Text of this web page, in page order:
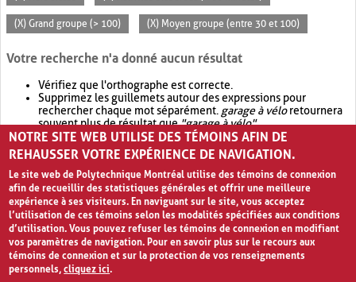
(X) Grand groupe (> 100) (X) Moyen groupe (entre 30 et 100)
Votre recherche n'a donné aucun résultat
Vérifiez que l'orthographe est correcte.
Supprimez les guillemets autour des expressions pour
rechercher chaque mot séparément. garage à véloretournera
souvent plus de résultat que"garage à vélo".
Envisagez d'élargir votre recherche avec OR.garage OR vélo
retournera souvent plus de résultat quegarage à vélo
NOTRE SITE WEB UTILISE DES TÉMOINS AFIN DE
REHAUSSER VOTRE EXPÉRIENCE DE NAVIGATION.
Le site web de Polytechnique Montréal utilise des témoins de connexion
afin de recueillir des statistiques générales et offrir une meilleure
expérience à ses visiteurs. En naviguant sur le site, vous acceptez
l’utilisation de ces témoins selon les modalités spécifiées aux conditions
d’utilisation. Vous pouvez refuser les témoins de connexion en modifiant
vos paramètres de navigation. Pour en savoir plus sur le recours aux
témoins de connexion et sur la protection de vos renseignements
personnels,cliquez ici.